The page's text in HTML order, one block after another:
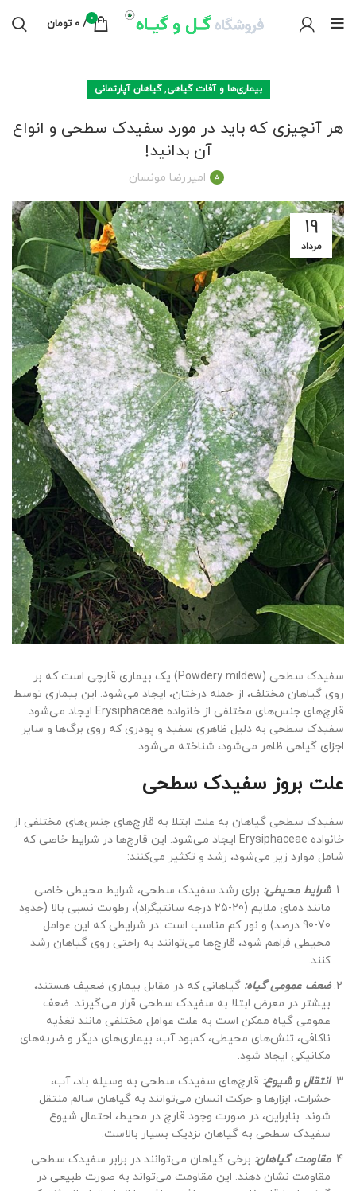
0
/
0 تومان
بیماری‌ها و آفات گیاهی,گیاهان آپارتمانی
هر آنچیزی که باید در مورد سفیدک سطحی و انواع
آن بدانید!
امیررضا مونسان
19
مرداد
سفیدک سطحی (Powdery mildew) یک بیماری قارچی است که بر
روی گیاهان مختلف، از جمله درختان، ایجاد می‌شود. این بیماری توسط
قارچ‌های جنس‌های مختلفی از خانواده Erysiphaceae ایجاد می‌شود.
سفیدک سطحی به دلیل ظاهری سفید و پودری که روی برگ‌ها و سایر
اجزای گیاهی ظاهر می‌شود، شناخته می‌شود.
علت بروز سفیدک سطحی
سفیدک سطحی گیاهان به علت ابتلا به قارچ‌های جنس‌های مختلفی از
خانواده Erysiphaceae ایجاد می‌شود. این قارچ‌ها در شرایط خاصی که
شامل موارد زیر می‌شود، رشد و تکثیر می‌کنند:
شرایط محیطی: برای رشد سفیدک سطحی، شرایط محیطی خاصی
مانند دمای ملایم (20-25 درجه سانتیگراد)، رطوبت نسبی بالا (حدود
70-90 درصد) و نور کم مناسب است. در شرایطی که این عوامل
محیطی فراهم شود، قارچ‌ها می‌توانند به راحتی روی گیاهان رشد
کنند.
ضعف عمومی گیاه: گیاهانی که در مقابل بیماری ضعیف هستند،
بیشتر در معرض ابتلا به سفیدک سطحی قرار می‌گیرند. ضعف
عمومی گیاه ممکن است به علت عوامل مختلفی مانند تغذیه
ناکافی، تنش‌های محیطی، کمبود آب، بیماری‌های دیگر و ضربه‌های
مکانیکی ایجاد شود.
انتقال و شیوع: قارچ‌های سفیدک سطحی به وسیله باد، آب،
حشرات، ابزارها و حرکت انسان می‌توانند به گیاهان سالم منتقل
شوند. بنابراین، در صورت وجود قارچ در محیط، احتمال شیوع
سفیدک سطحی به گیاهان نزدیک بسیار بالاست.
مقاومت گیاهان: برخی گیاهان می‌توانند در برابر سفیدک سطحی
مقاومت نشان دهند. این مقاومت می‌تواند به صورت طبیعی در